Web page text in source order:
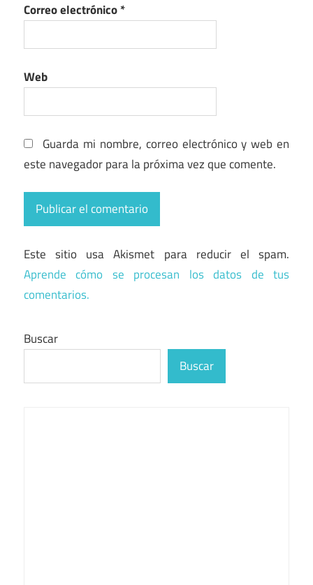
Correo electrónico*
Web
Guarda mi nombre, correo electrónico y web en
este navegador para la próxima vez que comente.
Este sitio usa Akismet para reducir el spam.
Aprende cómo se procesan los datos de tus
comentarios.
Buscar
Buscar